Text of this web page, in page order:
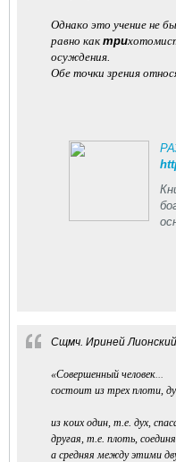
Однако это учение не
равно как три
осуждения.
Обе точки зрения
Сщмч. Ириней
«Совершенный человек...
состоит из трех плоти,
из коих один, т.е. дух,
другая, т.е. плоть,
а средняя между этими